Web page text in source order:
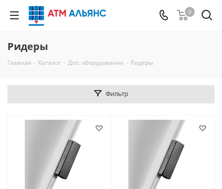
0
Ридеры
Главная - Каталог - Доп. оборудование - Ридеры
Фильтр